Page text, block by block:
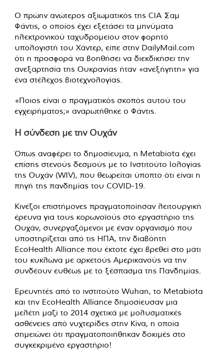
Ο πρώην ανώτερος αξιωματικός της CIA Σαμ
Φάντις, ο οποίος έχει εξετάσει τα μηνύματα
ηλεκτρονικού ταχυδρομείου στον φορητό
υπολογιστή του Χάντερ, είπε στην DailyMail.com
ότι η προσφορά να βοηθήσει να διεκδικήσει την
ανεξαρτησία της Ουκρανίας ήταν «ανεξήγητη» για
ένα στέλεχος βιοτεχνολογίας.
«Ποιος είναι ο πραγματικός σκοπός αυτού του
εγχειρήματος;» αναρωτήθηκε ο Φάντις.
Η σύνδεση με την Ουχάν
Όπως αναφέρει το δημοσίευμα, η Metabiota έχει
επίσης στενούς δεσμούς με το Ινστιτούτο Ιολογίας
της Ουχάν (WIV), που θεωρείται ύποπτο ότι είναι η
πηγή της πανδημίας του COVID-19.
Κινέζοι επιστήμονες πραγματοποίησαν λειτουργική
έρευνα για τους κορωνοϊούς στο εργαστήριο της
Ουχάν, συνεργαζόμενοι με έναν οργανισμό που
υποστηρίζεται από τις ΗΠΑ, την διαβόητη
EcoHealth Alliance που έκτοτε έχει βρεθεί στο μάτι
του κυκλώνα με αρκετούς Αμερικανούς να την
συνδέουν ευθέως με το ξέσπασμα της Πανδημίας.
Ερευνητές από το ινστιτούτο Wuhan, το Metabiota
και την EcoHealth Alliance δημοσίευσαν μια
μελέτη μαζί το 2014 σχετικά με μολυσματικές
ασθένειες από νυχτερίδες στην Κίνα, η οποία
σημειώνει ότι πραγματοποιήθηκαν δοκιμές στο
συγκεκριμένο εργαστήριο!